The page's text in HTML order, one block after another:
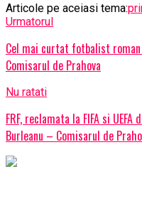
Articole pe aceiasi tema:
Urmatorul
Cel mai curtat fotbalist
Comisarul de Prahova
Nu ratati
FRF, reclamata la FIFA si
Burleanu – Comisarul de